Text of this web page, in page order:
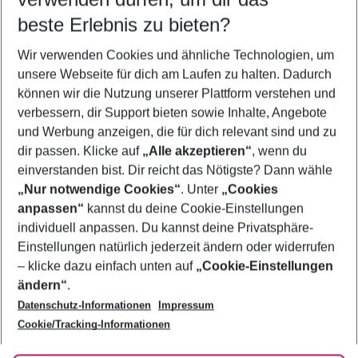
5-8 Nächte
2 Erwachsene Keine Kinder
Mehr Filter anzeigen
Footer
Footer navigation
Über uns
AGB
Bestpreisgarantie
Cookie-Einstellungen ändern
Cookie-Richtlinie
Agenturbetreuung
Barrierefreies Reisen
Folge uns
beste Erlebnis zu bieten?
Wir verwenden Cookies und ähnliche Technologien, um
unsere Webseite für dich am Laufen zu halten. Dadurch
können wir die Nutzung unserer Plattform verstehen und
verbessern, dir Support bieten sowie Inhalte, Angebote
und Werbung anzeigen, die für dich relevant sind und zu
dir passen. Klicke auf „Alle akzeptieren“, wenn du
einverstanden bist. Dir reicht das Nötigste? Dann wähle
„Nur notwendige Cookies“. Unter „Cookies
anpassen“ kannst du deine Cookie-Einstellungen
individuell anpassen. Du kannst deine Privatsphäre-
Einstellungen natürlich jederzeit ändern oder widerrufen
– klicke dazu einfach unten auf „Cookie-Einstellungen
ändern“.
Datenschutz-Informationen
Impressum
Cookie/Tracking-Informationen